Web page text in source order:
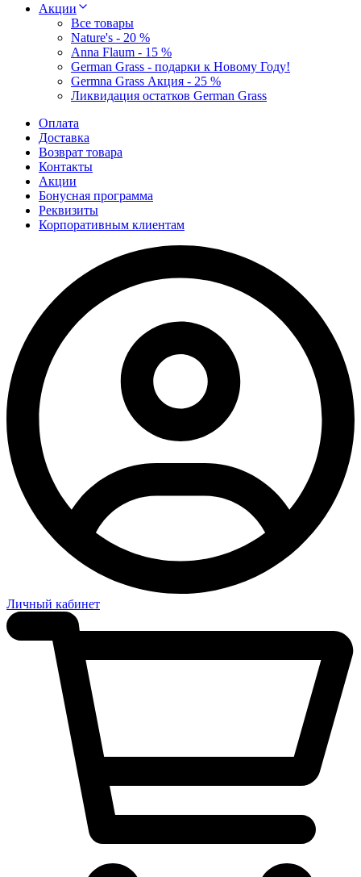
Акции
Все товары
Nature's - 20 %
Anna Flaum - 15 %
German Grass - подарки к Новому Году!
Germna Grass Акция - 25 %
Ликвидация остатков German Grass
Оплата
Доставка
Возврат товара
Контакты
Акции
Бонусная программа
Реквизиты
Корпоративным клиентам
Личный кабинет